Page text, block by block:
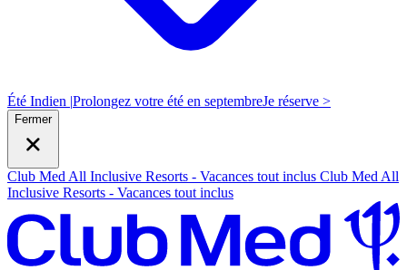
Été Indien |Prolongez votre été en septembreJe réserve >
Fermer
Club Med All Inclusive Resorts - Vacances tout inclus Club Med All
Inclusive Resorts - Vacances tout inclus